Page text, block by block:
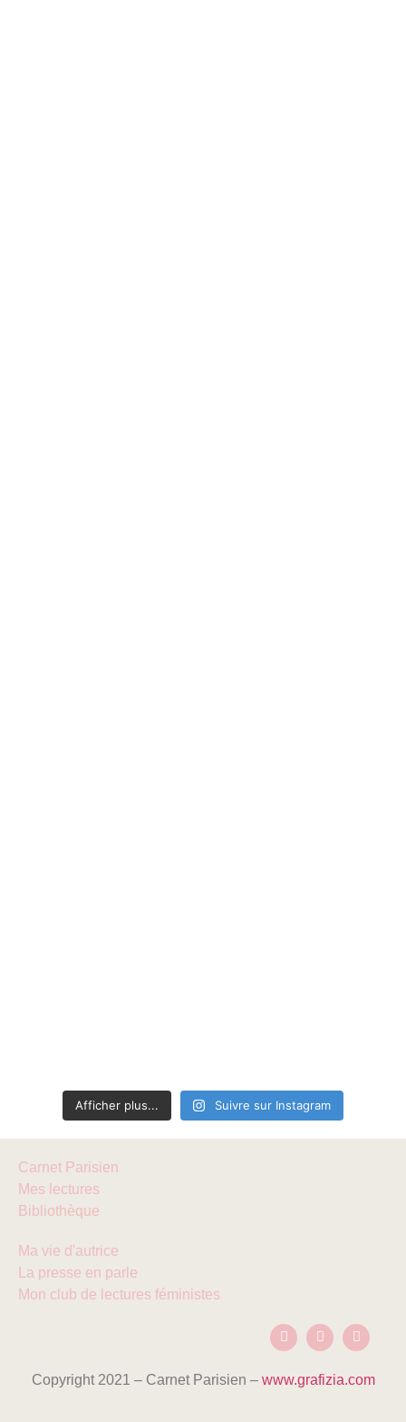
Afficher plus... Suivre sur Instagram
Carnet Parisien
Mes lectures
Bibliothèque
Ma vie d'autrice
La presse en parle
Mon club de lectures féministes
Copyright 2021 – Carnet Parisien – www.grafizia.com